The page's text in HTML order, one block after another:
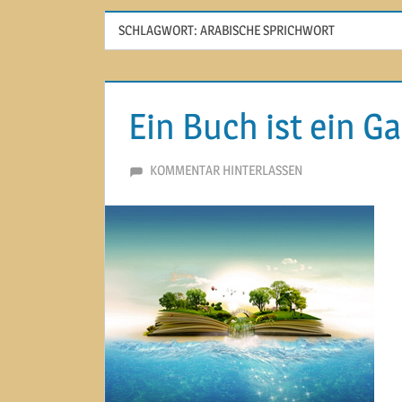
SCHLAGWORT: ARABISCHE SPRICHWORT
Ein Buch ist ein
14. JULI 2013
MARTINA BERG
KOMMENTAR HINTERLASSEN